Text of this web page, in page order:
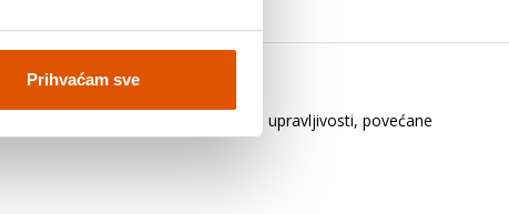
Prihvaćam sve
vozila. To može biti uzrok slabe upravljivosti, povećane